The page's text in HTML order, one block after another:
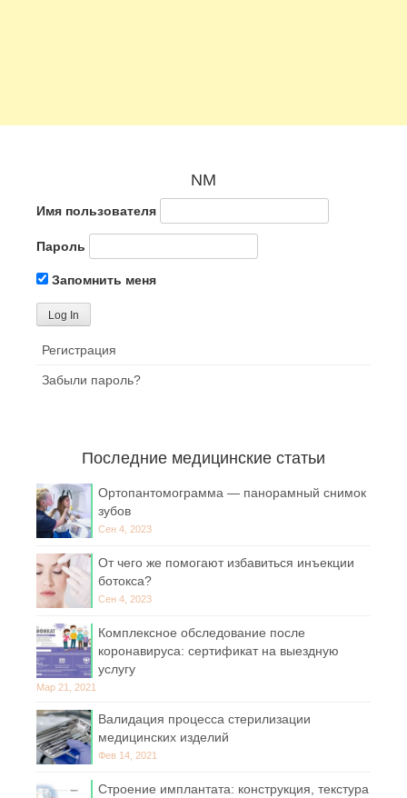
NM
Имя пользователя
Пароль
Запомнить меня
Регистрация
Забыли пароль?
Последние медицинские статьи
Ортопантомограмма — панорамный снимок
зубов
Сен 4, 2023
От чего же помогают избавиться инъекции
ботокса?
Сен 4, 2023
Комплексное обследование после
коронавируса: сертификат на выездную
услугу
Мар 21, 2021
Валидация процесса стерилизации
медицинских изделий
Фев 14, 2021
Строение имплантата: конструкция, текстура